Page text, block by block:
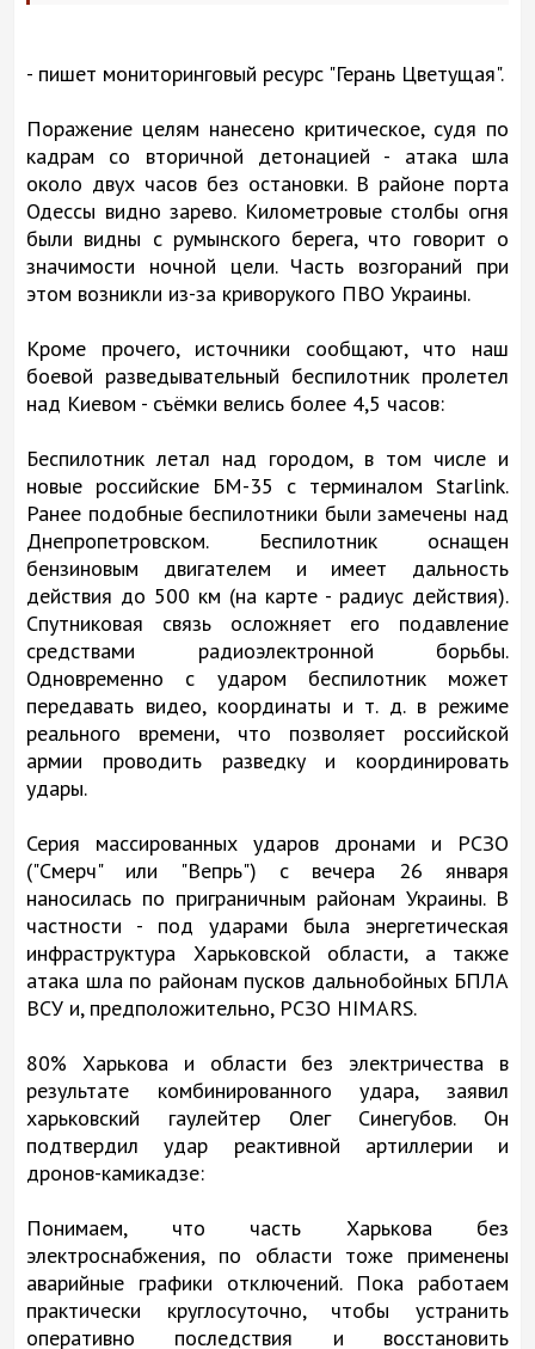
- пишет мониторинговый ресурс "Герань Цветущая".
Поражение целям нанесено критическое, судя по
кадрам со вторичной детонацией - атака шла
около двух часов без остановки. В районе порта
Одессы видно зарево. Километровые столбы огня
были видны с румынского берега, что говорит о
значимости ночной цели. Часть возгораний при
этом возникли из-за криворукого ПВО Украины.
Кроме прочего, источники сообщают, что наш
боевой разведывательный беспилотник пролетел
над Киевом - съёмки велись более 4,5 часов:
Беспилотник летал над городом, в том числе и
новые российские БМ-35 с терминалом Starlink.
Ранее подобные беспилотники были замечены над
Днепропетровском. Беспилотник оснащен
бензиновым двигателем и имеет дальность
действия до 500 км (на карте - радиус действия).
Спутниковая связь осложняет его подавление
средствами радиоэлектронной борьбы.
Одновременно с ударом беспилотник может
передавать видео, координаты и т. д. в режиме
реального времени, что позволяет российской
армии проводить разведку и координировать
удары.
Серия массированных ударов дронами и РСЗО
("Смерч" или "Вепрь") с вечера 26 января
наносилась по приграничным районам Украины. В
частности - под ударами была энергетическая
инфраструктура Харьковской области, а также
атака шла по районам пусков дальнобойных БПЛА
ВСУ и, предположительно, РСЗО HIMARS.
80% Харькова и области без электричества в
результате комбинированного удара, заявил
харьковский гаулейтер Олег Синегубов. Он
подтвердил удар реактивной артиллерии и
дронов-камикадзе:
Понимаем, что часть Харькова без
электроснабжения, по области тоже применены
аварийные графики отключений. Пока работаем
практически круглосуточно, чтобы устранить
оперативно последствия и восстановить